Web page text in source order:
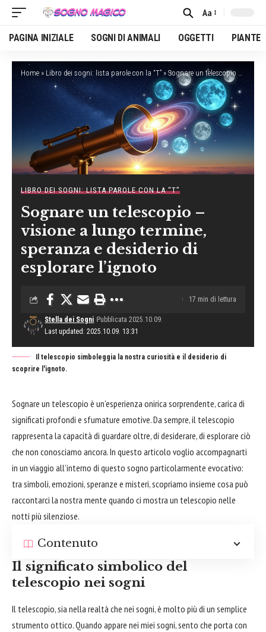
Font
Resizer
Aa
PAGINA INIZIALE SOGNI DI ANIMALI OGGETTI PIANTE
Home » Libro dei sogni: lista parole con la “T” » Sognare un telescopio – visione a lungo termine, speranza e desiderio di esplorare l’ignoto
LIBRO DEI SOGNI: LISTA PAROLE CON LA “T”
Sognare un telescopio –
visione a lungo termine,
speranza e desiderio di
esplorare l’ignoto
Last updated: 2025.10.09. 13:31
Stella dei Sogni Pubblicata 2025.10.09.
17 min di lettura
Il telescopio simboleggia la nostra curiosità e il desiderio di
scoprire l'ignoto.
Sognare un telescopio è un’esperienza onirica sorprendente, carica di
significati profondi e sfumature emotive. Da sempre, il telescopio
rappresenta la capacità di guardare oltre, di desiderare, di esplorare ciò
che non conosciamo ancora. In questo articolo voglio accompagnarti
in un viaggio all’interno di questo sogno particolarmente evocativo:
tra simboli, emozioni, speranze e misteri, scopriamo insieme cosa può
raccontarci la nostra mente quando ci mostra un telescopio nelle
notti più silenziose.
Contenuto
Il significato simbolico del
telescopio nei sogni
Il telescopio, sia nella realtà che nei sogni, è molto più di un semplice
strumento ottico. Quando appare nei miei sogni, sento che porta con